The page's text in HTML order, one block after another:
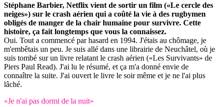
Stéphane Barbier, Netflix vient de sortir un film («Le cercle des
neiges») sur le crash aérien qui a coûté la vie à des rugbymen
obligés de manger de la chair humaine pour survivre. Cette
histoire, ça fait longtemps que vous la connaissez.
Oui. Tout a commencé par hasard en 1994. J'étais au chômage, je
m'embêtais un peu. Je suis allé dans une librairie de Neuchâtel, où je
suis tombé sur un livre relatant le crash aérien («Les Survivants» de
Piers Paul Read). J'ai lu le résumé, et ça m'a donné envie de
connaître la suite. J'ai ouvert le livre le soir même et je ne l'ai plus
lâché.
«Je n'ai pas dormi de la nuit»